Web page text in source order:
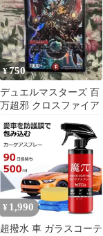
¥750
デュエルマスターズ 百
万超邪 クロスファイア
¥ 1,990
超撥水 車 ガラスコーテ